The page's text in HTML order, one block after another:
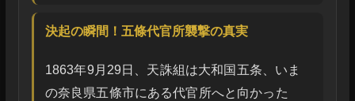
決起の瞬間！五條代官所襲撃の真実
1863年9月29日、天誅組は大和国五条、いま
の奈良県五條市にある代官所へと向かった